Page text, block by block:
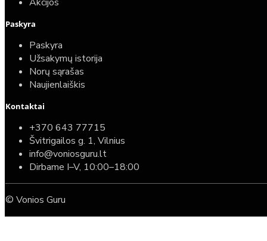
Paskyra
Paskyra
Užsakymų istorija
Norų sąrašas
Naujienlaiškis
Kontaktai
+370 643 77715
Švitrigailos g. 1, Vilnius
info@voniosguru.lt
Dirbame I–V, 10:00–18:00
© Vonios Guru